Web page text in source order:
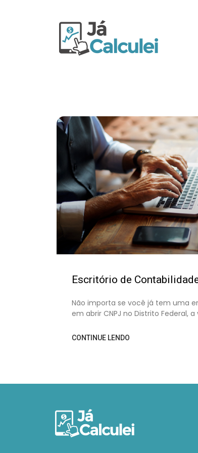
Escritório de
Não importa se você já tem uma
em abrir CNPJ no Distrito Federal,
CONTINUE LENDO